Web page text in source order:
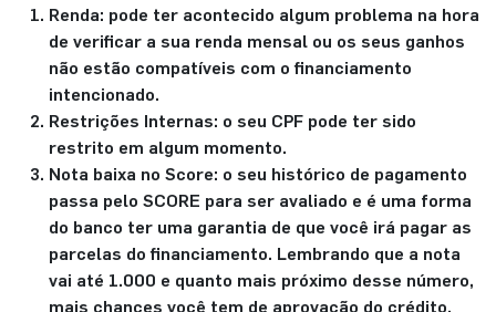
Renda: pode ter acontecido algum problema na hora
de verificar a sua renda mensal ou os seus ganhos
não estão compatíveis com o financiamento
intencionado.
Restrições Internas: o seu CPF pode ter sido
restrito em algum momento.
Nota baixa no Score: o seu histórico de pagamento
passa pelo SCORE para ser avaliado e é uma forma
do banco ter uma garantia de que você irá pagar as
parcelas do financiamento. Lembrando que a nota
vai até 1.000 e quanto mais próximo desse número,
mais chances você tem de aprovação do crédito.